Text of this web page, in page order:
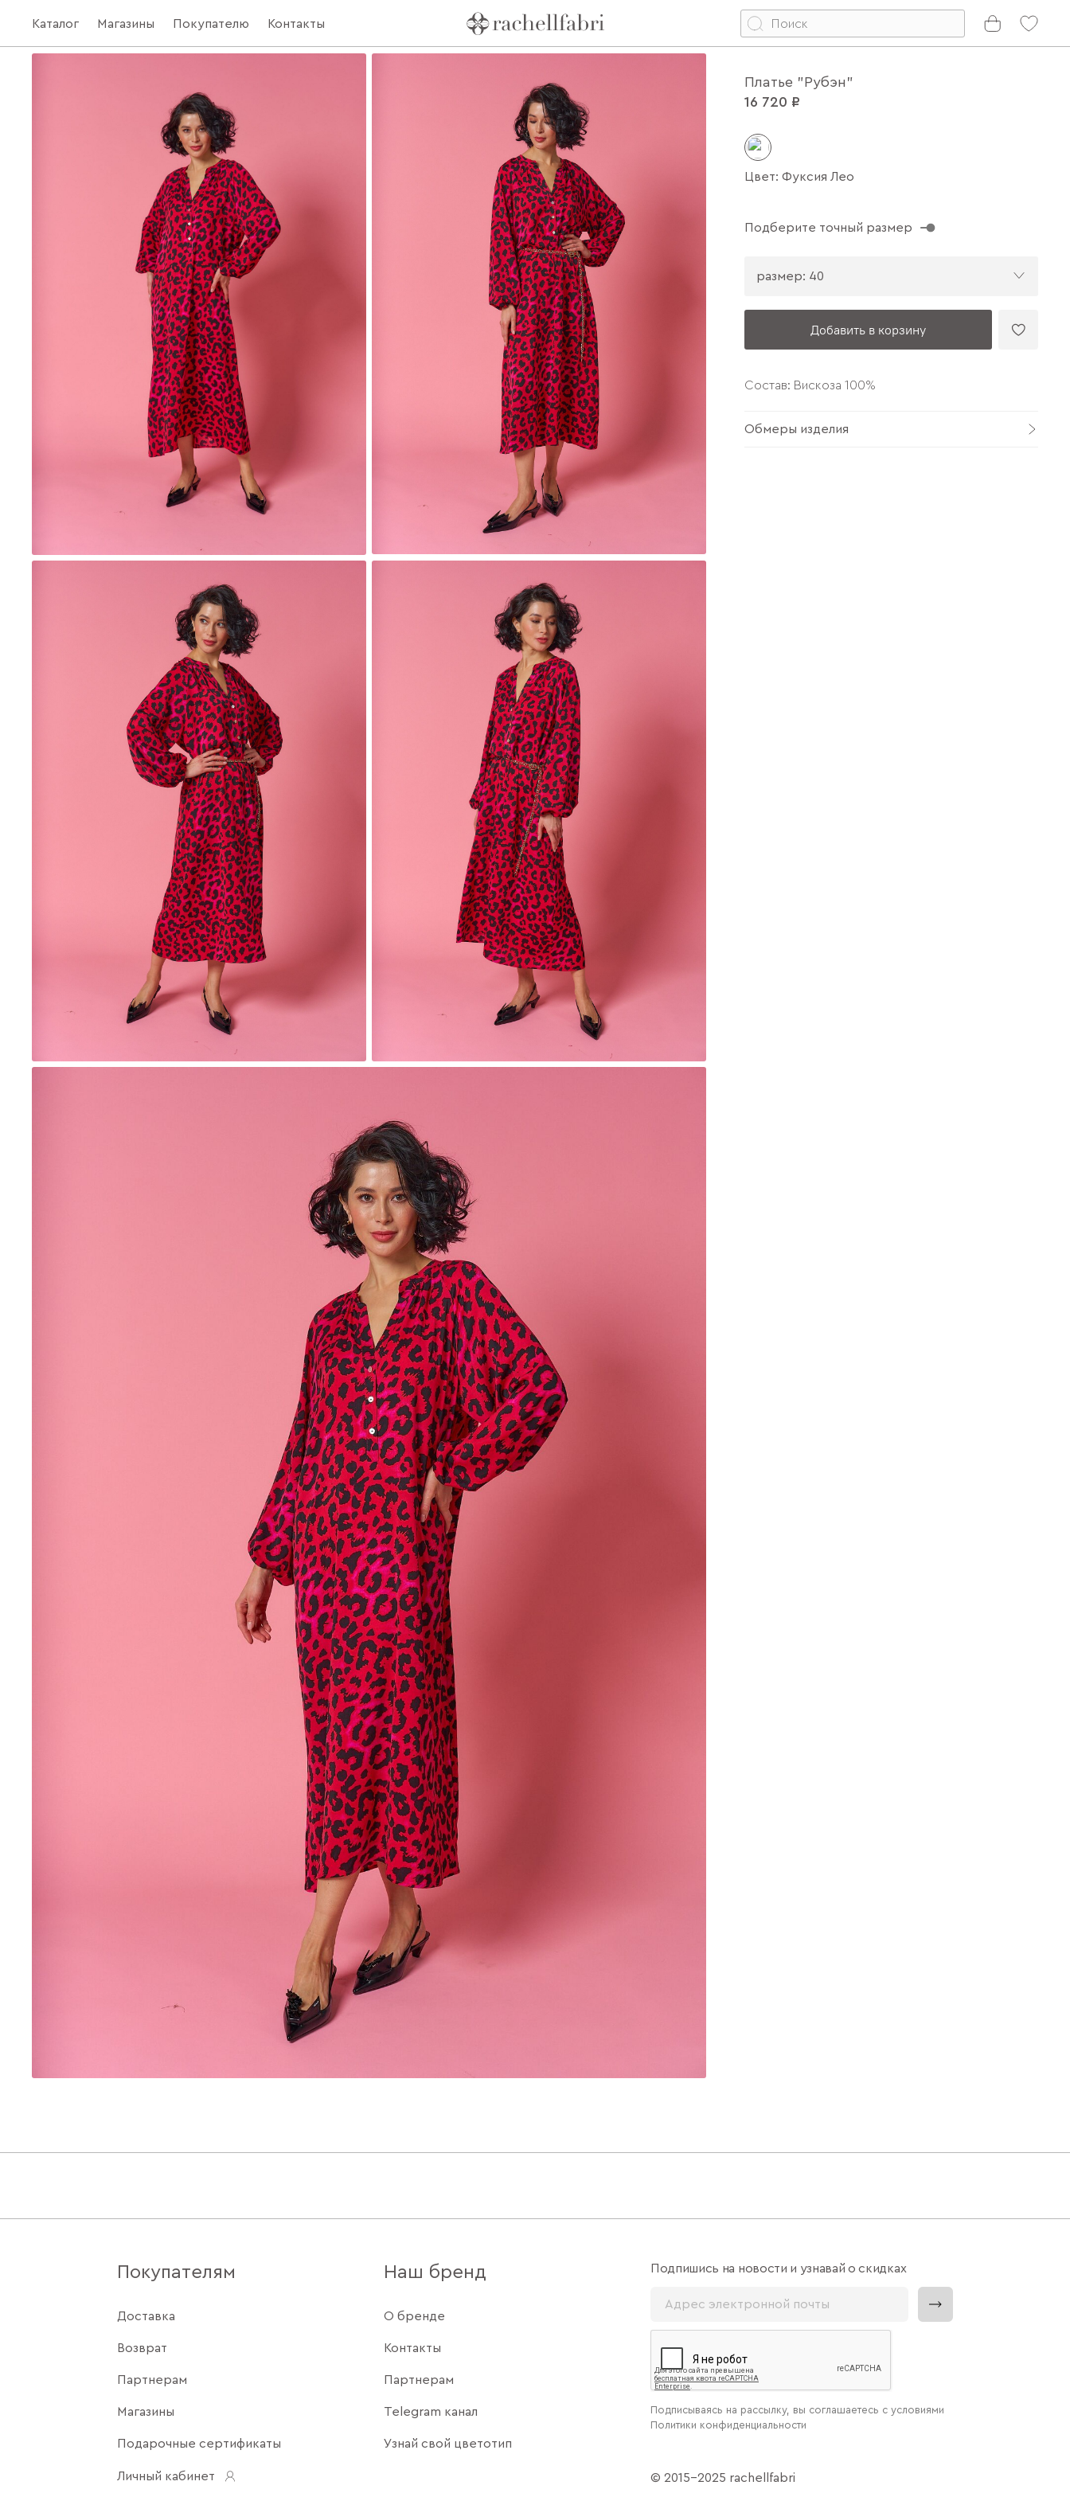
Каталог Магазины Покупателю Контакты
Платье "Рубэн"
16 720 ₽
Добавить в корзину
Цвет: Фуксия Лео
Подберите точный размер
размер: 40
Состав: Вискоза 100%
Обмеры изделия
Покупателям
Доставка
Возврат
Партнерам
Магазины
Подарочные сертификаты
Личный кабинет
Наш бренд
О бренде
Контакты
Партнерам
Telegram канал
Узнай свой цветотип
Подпишись на новости и узнавай о скидках
Подписываясь на рассылку, вы соглашаетесь с условиями
Политики конфиденциальности
© 2015–2025 rachellfabri